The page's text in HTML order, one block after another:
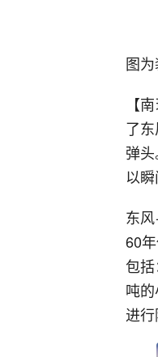
图
【
了
弹
以
东
60
包
吨
进行